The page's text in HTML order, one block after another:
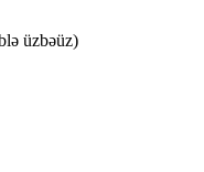
üzbəüz)